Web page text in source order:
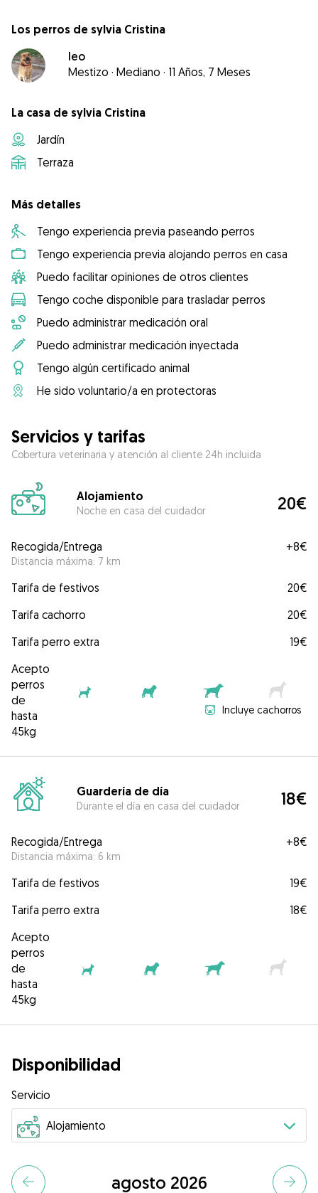
Los perros de sylvia Cristina
leo
Mestizo · Mediano · 11 Años, 7 Meses
La casa de sylvia Cristina
Jardín
Terraza
Más detalles
Tengo experiencia previa paseando perros
Tengo experiencia previa alojando perros en casa
Puedo facilitar opiniones de otros clientes
Tengo coche disponible para trasladar perros
Puedo administrar medicación oral
Puedo administrar medicación inyectada
Tengo algún certificado animal
He sido voluntario/a en protectoras
Servicios y tarifas
Cobertura veterinaria y atención al cliente 24h incluida
Alojamiento
Noche en casa del cuidador 20€
Recogida/Entrega
Distancia máxima: 7 km
+8€
Tarifa de festivos
20€
Tarifa cachorro
20€
Tarifa perro extra
19€
Acepto
perros
de
hasta
45kg
Incluye cachorros
Guardería de día
Durante el día en casa del cuidador 18€
Recogida/Entrega
Distancia máxima: 6 km
+8€
Tarifa de festivos
19€
Tarifa perro extra
18€
Acepto
perros
de
hasta
45kg
Disponibilidad
Servicio
agosto 2026